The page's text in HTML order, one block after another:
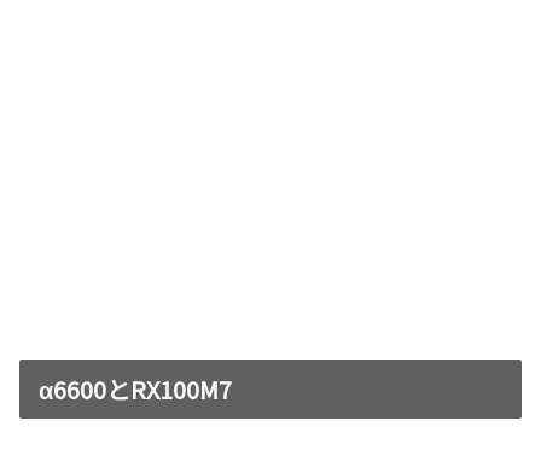
α6600とRX100M7